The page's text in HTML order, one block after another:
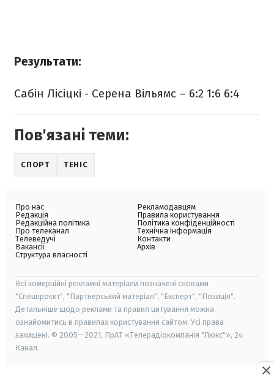
Результати:
Сабін Лісіцкі - Серена Вільямс – 6:2 1:6 6:4
Пов'язані теми:
СПОРТ ТЕНІС
Про нас
Редакція
Редакційна політика
Про телеканал
Телеведучі
Вакансії
Структура власності
Рекламодавцям
Правила користування
Політика конфіденційності
Технічна інформація
Контакти
Архів
Всі комерційні рекламні матеріали позначені словами
"Спецпроєкт", "Партнерський матеріал", "Експерт", "Позиція".
Детальніше щодо реклами та правил цитування можна
ознайомитись в правилах користування сайтом. Усі права
захищені. © 2005—2021, ПрАТ «Телерадіокомпанія "Люкс"», 24
Канал.